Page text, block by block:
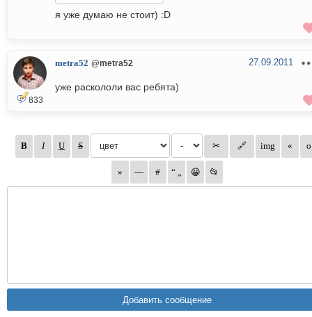
я уже думаю не стоит) :D
833
metra52 @metra52 27.09.2011
уже раскололи вас ребята)